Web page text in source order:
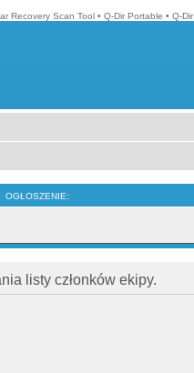
Recovery Scan Tool • Q-Dir Portable • Q-Dir
OGŁOSZENIE:
listy członków ekipy.